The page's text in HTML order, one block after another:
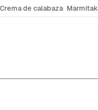
Crema de calabaza